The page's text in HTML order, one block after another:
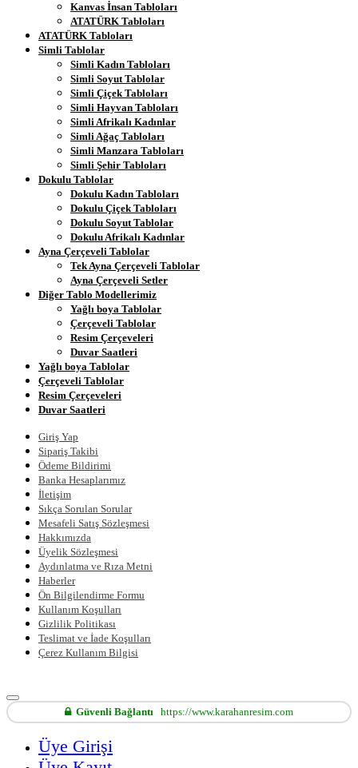
Kanvas İnsan Tabloları
ATATÜRK Tabloları
ATATÜRK Tabloları
Simli Tablolar
Simli Kadın Tabloları
Simli Soyut Tablolar
Simli Çiçek Tabloları
Simli Hayvan Tabloları
Simli Afrikalı Kadınlar
Simli Ağaç Tabloları
Simli Manzara Tabloları
Simli Şehir Tabloları
Dokulu Tablolar
Dokulu Kadın Tabloları
Dokulu Çiçek Tabloları
Dokulu Soyut Tablolar
Dokulu Afrikalı Kadınlar
Ayna Çerçeveli Tablolar
Tek Ayna Çerçeveli Tablolar
Ayna Çerçeveli Setler
Diğer Tablo Modellerimiz
Yağlı boya Tablolar
Çerçeveli Tablolar
Resim Çerçeveleri
Duvar Saatleri
Yağlı boya Tablolar
Çerçeveli Tablolar
Resim Çerçeveleri
Duvar Saatleri
Giriş Yap
Sipariş Takibi
Ödeme Bildirimi
Banka Hesaplarımız
İletişim
Sıkça Sorulan Sorular
Mesafeli Satış Sözleşmesi
Hakkımızda
Üyelik Sözleşmesi
Aydınlatma ve Rıza Metni
Haberler
Ön Bilgilendirme Formu
Kullanım Koşulları
Gizlilik Politikası
Teslimat ve İade Koşulları
Çerez Kullanım Bilgisi
Güvenli Bağlantı https://www.karahanresim.com
Üye Girişi